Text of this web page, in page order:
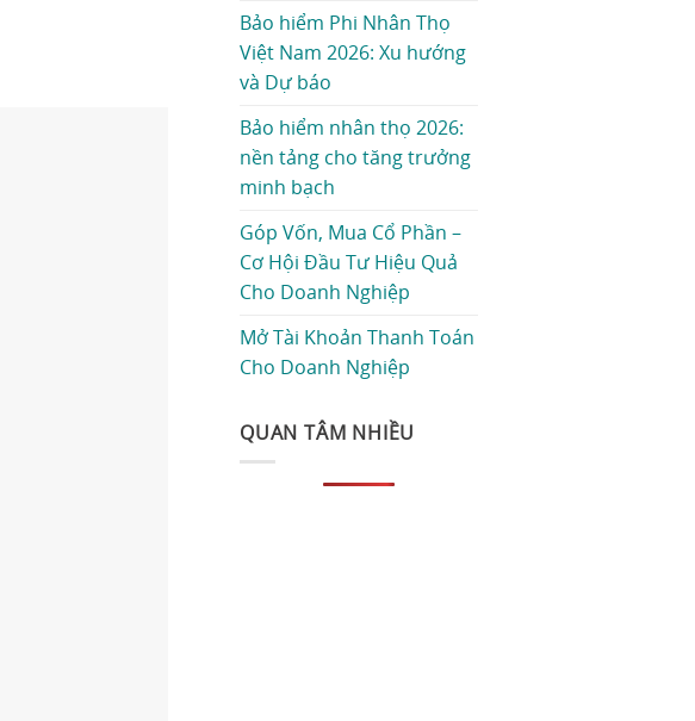
Bảo hiểm Phi Nhân Thọ
Việt Nam 2026: Xu hướng
và Dự báo
Bảo hiểm nhân thọ 2026:
nền tảng cho tăng trưởng
minh bạch
Góp Vốn, Mua Cổ Phần –
Cơ Hội Đầu Tư Hiệu Quả
Cho Doanh Nghiệp
Mở Tài Khoản Thanh Toán
Cho Doanh Nghiệp
QUAN TÂM NHIỀU